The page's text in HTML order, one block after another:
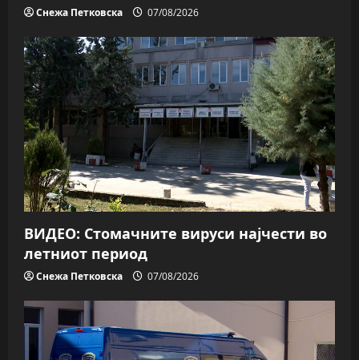
Снежа Петковска 07/08/2026
ВИДЕО: Стомачните вируси најчести во
летниот период
Снежа Петковска 07/08/2026